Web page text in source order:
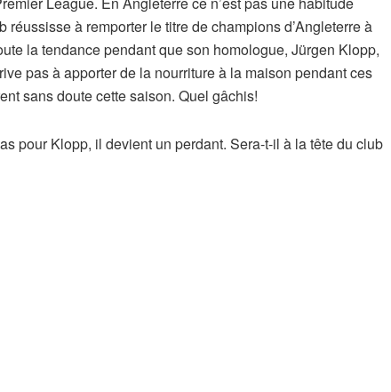
à remporter le titre de champions d’Angleterre à
la tendance pendant que son homologue, Jürgen Klopp,
pas à apporter de la nourriture à la maison pendant ces
sans doute cette saison. Quel gâchis!
pour Klopp, il devient un perdant. Sera-t-il à la tête du club